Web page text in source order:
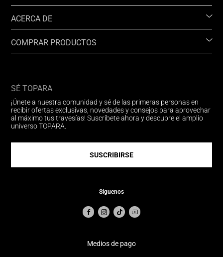
ACERCA DE
COMPRAR PRODUCTOS
SÉ TOPARA
¡Únete a nuestra comunidad y sé de las primeras personas en
recibir ofertas exclusivas, novedades y consejos para aprovechar
al máximo tus travesías! Suscríbete ahora y descubre el amplio
universo TOPARA.
SUSCRIBIRSE
Síguenos
Medios de pago